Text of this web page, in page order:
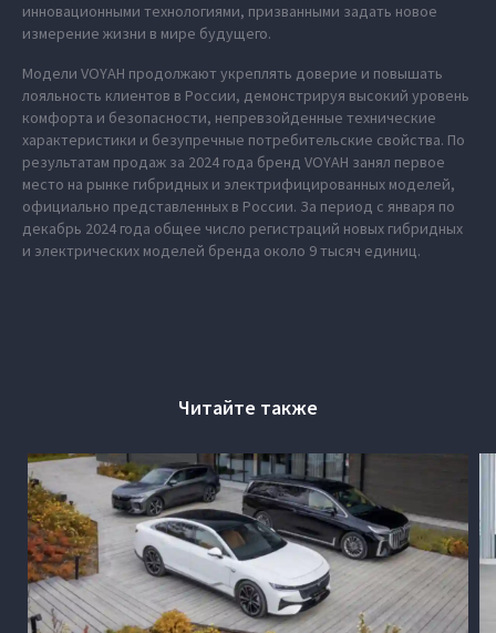
инновационными технологиями, призванными задать новое
измерение жизни в мире будущего.
Модели VOYAH продолжают укреплять доверие и повышать
лояльность клиентов в России, демонстрируя высокий уровень
комфорта и безопасности, непревзойденные технические
характеристики и безупречные потребительские свойства. По
результатам продаж за 2024 года бренд VOYAH занял первое
место на рынке гибридных и электрифицированных моделей,
официально представленных в России. За период с января по
декабрь 2024 года общее число регистраций новых гибридных
и электрических моделей бренда около 9 тысяч единиц.
Читайте также